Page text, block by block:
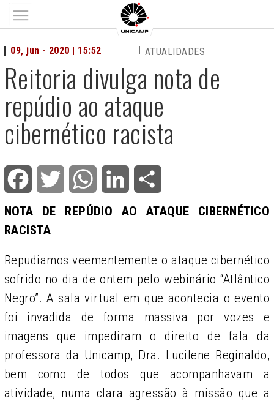
Main menu
Reitoria divulga nota de
repúdio ao ataque
cibernético racista
09, jun - 2020 | 15:52 ATUALIDADES
Facebook Twitter WhatsApp LinkedIn
NOTA DE REPÚDIO AO ATAQUE CIBERNÉTICO
RACISTA
Repudiamos veementemente o ataque cibernético
sofrido no dia de ontem pelo webinário “Atlântico
Negro”. A sala virtual em que acontecia o evento
foi invadida de forma massiva por vozes e
imagens que impediram o direito de fala da
professora da Unicamp, Dra. Lucilene Reginaldo,
bem como de todos que acompanhavam a
atividade, numa clara agressão à missão que a